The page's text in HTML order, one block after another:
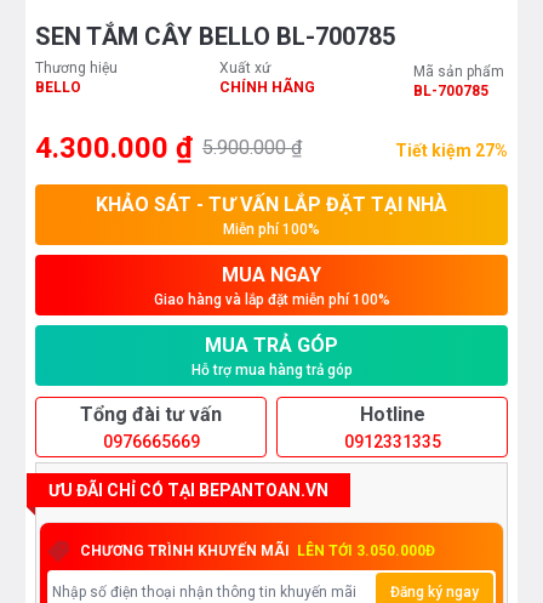
SEN TẮM CÂY BELLO BL-700785
Thương hiệu
BELLO
Xuất xứ
CHÍNH HÃNG
Mã sản phẩm
BL-700785
4.300.000 ₫ 5.900.000 ₫ Tiết kiệm 27%
KHẢO SÁT - TƯ VẤN LẮP ĐẶT TẠI NHÀ
Miễn phí 100%
MUA NGAY
Giao hàng và lắp đặt miễn phí 100%
MUA TRẢ GÓP
Hỗ trợ mua hàng trả góp
Tổng đài tư vấn
0976665669
Hotline
0912331335
ƯU ĐÃI CHỈ CÓ TẠI BEPANTOAN.VN
CHƯƠNG TRÌNH KHUYẾN MÃI LÊN TỚI 3.050.000Đ
Đăng ký ngay